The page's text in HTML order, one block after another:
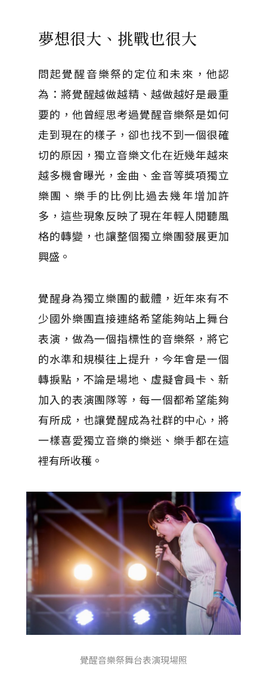
夢想很大、挑戰也很大
問起覺醒音樂祭的定位和未來，他認
為：將覺醒越做越精、越做越好是最重
要的，他曾經思考過覺醒音樂祭是如何
走到現在的樣子，卻也找不到一個很確
切的原因，獨立音樂文化在近幾年越來
越多機會曝光，金曲、金音等獎項獨立
樂團、樂手的比例比過去幾年增加許
多，這些現象反映了現在年輕人閱聽風
格的轉變，也讓整個獨立樂團發展更加
興盛。
覺醒身為獨立樂團的載體，近年來有不
少國外樂團直接連絡希望能夠站上舞台
表演，做為一個指標性的音樂祭，將它
的水準和規模往上提升，今年會是一個
轉捩點，不論是場地、虛擬會員卡、新
加入的表演團隊等，每一個都希望能夠
有所成，也讓覺醒成為社群的中心，將
一樣喜愛獨立音樂的樂迷、樂手都在這
裡有所收穫。
覺醒音樂祭舞台表演現場照